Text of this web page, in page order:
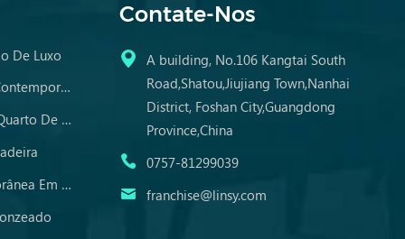
De Luxo
Cadeira Sofá Preguiçosa Contemporânea
Cômodas Espelhadas De Quarto De Madeira
Mesa De Jantar Contemporânea Em Mármore
Contate-Nos
A building, No.106 Kangtai South
Road,Shatou,Jiujiang Town,Nanhai
District, Foshan City,Guangdong
Province,China
0757-81299039
franchise@linsy.com